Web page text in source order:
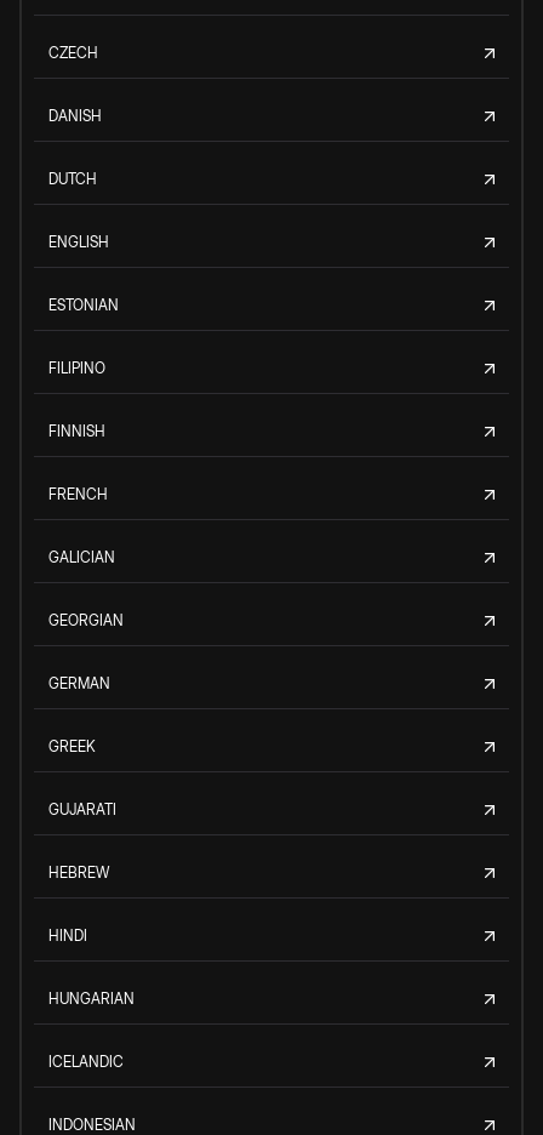
CZECH
DANISH
DUTCH
ENGLISH
ESTONIAN
FILIPINO
FINNISH
FRENCH
GALICIAN
GEORGIAN
GERMAN
GREEK
GUJARATI
HEBREW
HINDI
HUNGARIAN
ICELANDIC
INDONESIAN